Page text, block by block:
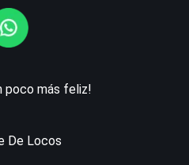
poco más feliz!
De Locos